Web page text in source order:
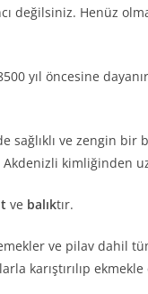
değilsiniz. Henüz
öncesine
sağlıklı ve zengin
kimliğinden
ve balıktır.
ve pilav dahil
karıştırılıp